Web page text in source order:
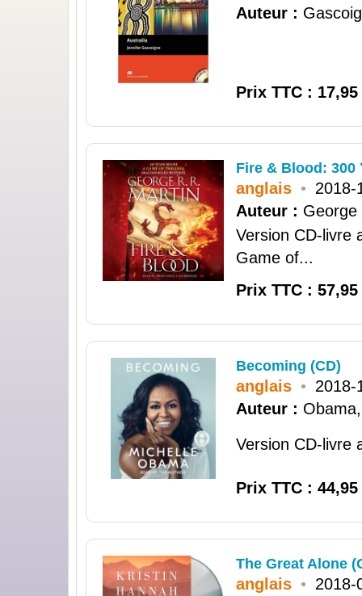
Auteur :
Prix TTC : 17,95
Fire & Blood: 300
anglais • 2018-
Auteur : George
Version CD-livre
Game of...
Prix TTC : 57,95
Becoming (CD)
anglais • 2018-
Auteur :
Version CD-livre
Prix TTC : 44,95
The Great Alone
anglais • 2018-